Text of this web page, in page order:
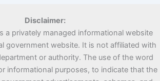
Disclaimer:
a privately managed informational website
government website. It is not affiliated with
or authority. The use of the word
informational purposes, to indicate that the